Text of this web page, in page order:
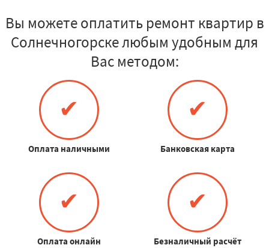
Вы можете оплатить ремонт квартир в
Солнечногорске любым удобным для
Вас методом:
✔
Оплата наличными
✔
Банковская карта
✔
Оплата онлайн
✔
Безналичный расчёт